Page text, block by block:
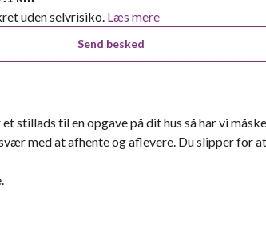
uden selvrisiko. Læs mere
Send besked
et stillads til en opgave på dit hus så har vi
med at afhente og aflevere. Du slipper